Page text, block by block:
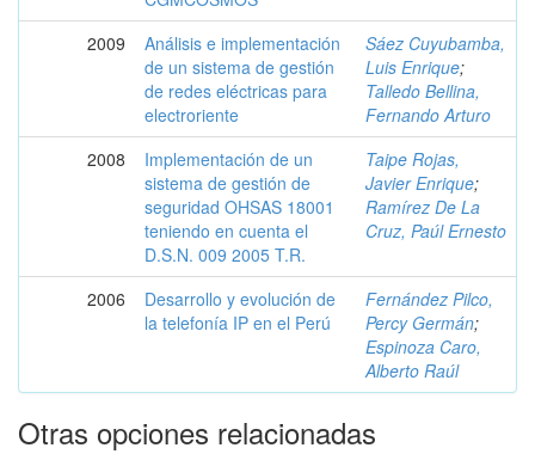
2009
Análisis e implementación
de un sistema de gestión
de redes eléctricas para
electroriente
Sáez Cuyubamba,
Luis Enrique;
Talledo Bellina,
Fernando Arturo
2008
Implementación de un
sistema de gestión de
seguridad OHSAS 18001
teniendo en cuenta el
D.S.N. 009 2005 T.R.
Taipe Rojas,
Javier Enrique;
Ramírez De La
Cruz, Paúl Ernesto
2006
Desarrollo y evolución de
la telefonía IP en el Perú
Fernández Pilco,
Percy Germán;
Espinoza Caro,
Alberto Raúl
Otras opciones relacionadas